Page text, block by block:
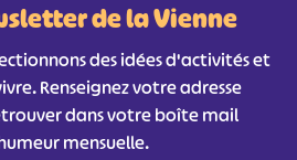
de la Vienne
des idées d'activités et
Renseignez votre adresse
dans votre boîte mail
mensuelle.